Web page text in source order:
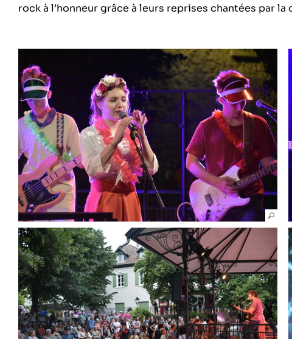
rock à l’honneur grâce à leurs reprises chantées par la